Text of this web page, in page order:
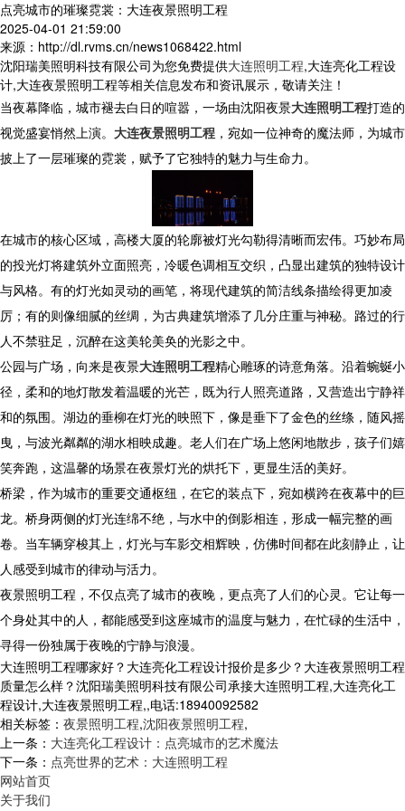
点亮城市的璀璨霓裳：大连夜景照明工程
2025-04-01 21:59:00
来源：http://dl.rvms.cn/news1068422.html
沈阳瑞美照明科技有限公司为您免费提供大连照明工程,大连亮化工程设
计,大连夜景照明工程等相关信息发布和资讯展示，敬请关注！
当夜幕降临，城市褪去白日的喧嚣，一场由沈阳夜景大连照明工程打造的
视觉盛宴悄然上演。 大连夜景照明工程 ，宛如一位神奇的魔法师，为城市
披上了一层璀璨的霓裳，赋予了它独特的魅力与生命力。
在城市的核心区域，高楼大厦的轮廓被灯光勾勒得清晰而宏伟。巧妙布局
的投光灯将建筑外立面照亮，冷暖色调相互交织，凸显出建筑的独特设计
与风格。有的灯光如灵动的画笔，将现代建筑的简洁线条描绘得更加凌
厉；有的则像细腻的丝绸，为古典建筑增添了几分庄重与神秘。路过的行
人不禁驻足，沉醉在这美轮美奂的光影之中。
公园与广场，向来是夜景大连照明工程精心雕琢的诗意角落。沿着蜿蜒小
径，柔和的地灯散发着温暖的光芒，既为行人照亮道路，又营造出宁静祥
和的氛围。湖边的垂柳在灯光的映照下，像是垂下了金色的丝绦，随风摇
曳，与波光粼粼的湖水相映成趣。老人们在广场上悠闲地散步，孩子们嬉
笑奔跑，这温馨的场景在夜景灯光的烘托下，更显生活的美好。
桥梁，作为城市的重要交通枢纽，在它的装点下，宛如横跨在夜幕中的巨
龙。桥身两侧的灯光连绵不绝，与水中的倒影相连，形成一幅完整的画
卷。当车辆穿梭其上，灯光与车影交相辉映，仿佛时间都在此刻静止，让
人感受到城市的律动与活力。
夜景照明工程，不仅点亮了城市的夜晚，更点亮了人们的心灵。它让每一
个身处其中的人，都能感受到这座城市的温度与魅力，在忙碌的生活中，
寻得一份独属于夜晚的宁静与浪漫。
大连照明工程哪家好？大连亮化工程设计报价是多少？大连夜景照明工程
质量怎么样？沈阳瑞美照明科技有限公司承接大连照明工程,大连亮化工
程设计,大连夜景照明工程,,电话:18940092582
相关标签： 夜景照明工程,沈阳夜景照明工程,
上一条： 大连亮化工程设计：点亮城市的艺术魔法
下一条： 点亮世界的艺术：大连照明工程
网站首页
关于我们